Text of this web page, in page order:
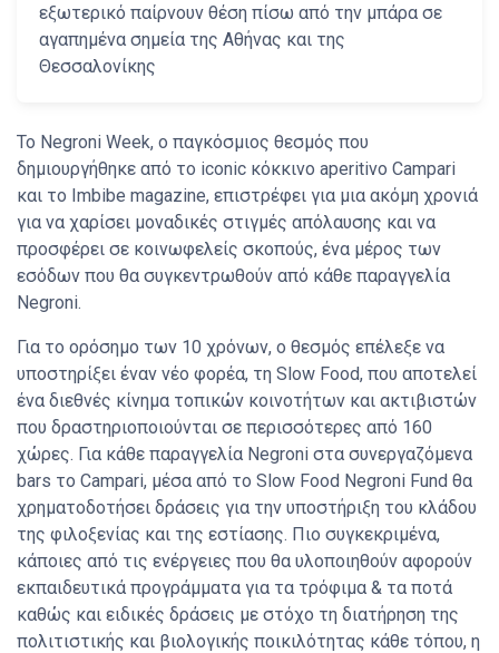
εξωτερικό παίρνουν θέση πίσω από την μπάρα σε
αγαπημένα σημεία της Αθήνας και της
Θεσσαλονίκης
Το Negroni Week, ο παγκόσμιος θεσμός που
δημιουργήθηκε από το iconic κόκκινο aperitivo Campari
και το Imbibe magazine, επιστρέφει για μια ακόμη χρονιά
για να χαρίσει μοναδικές στιγμές απόλαυσης και να
προσφέρει σε κοινωφελείς σκοπούς, ένα μέρος των
εσόδων που θα συγκεντρωθούν από κάθε παραγγελία
Negroni.
Για το ορόσημο των 10 χρόνων, ο θεσμός επέλεξε να
υποστηρίξει έναν νέο φορέα, τη Slow Food, που αποτελεί
ένα διεθνές κίνημα τοπικών κοινοτήτων και ακτιβιστών
που δραστηριοποιούνται σε περισσότερες από 160
χώρες. Για κάθε παραγγελία Negroni στα συνεργαζόμενα
bars το Campari, μέσα από το Slow Food Negroni Fund θα
χρηματοδοτήσει δράσεις για την υποστήριξη του κλάδου
της φιλοξενίας και της εστίασης. Πιο συγκεκριμένα,
κάποιες από τις ενέργειες που θα υλοποιηθούν αφορούν
εκπαιδευτικά προγράμματα για τα τρόφιμα & τα ποτά
καθώς και ειδικές δράσεις με στόχο τη διατήρηση της
πολιτιστικής και βιολογικής ποικιλότητας κάθε τόπου, η